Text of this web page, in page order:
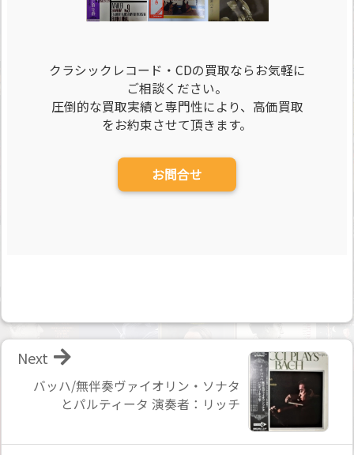
クラシックレコード・CDの買取ならお気軽に
ご相談ください。
圧倒的な買取実績と専門性により、高価買取
をお約束させて頂きます。
お問合せ
バッハ/無伴奏ヴァイオリン・ソナタ
とパルティータ 演奏者：リッチ
Next